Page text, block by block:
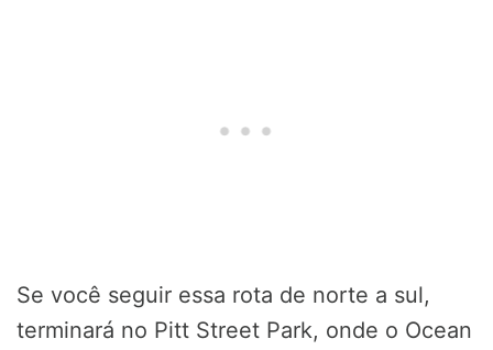
Se você seguir essa rota de norte a sul,
terminará no Pitt Street Park, onde o Ocean